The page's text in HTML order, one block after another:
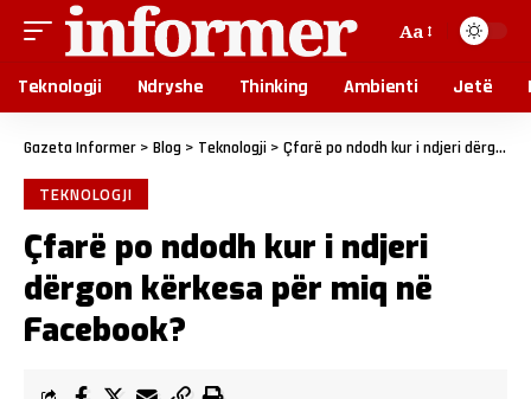
Aa
Teknologji Ndryshe Thinking Ambienti Jetë
Gazeta Informer > Blog > Teknologji > Çfarë po ndodh kur i ndjeri dërgon kërkesa për miq në Facebook?
TEKNOLOGJI
Çfarë po ndodh kur i ndjeri
dërgon kërkesa për miq në
Facebook?